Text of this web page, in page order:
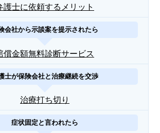
護士に依頼するメリット
会社から示談案を提示されたら
償金額無料診断サービス
士が保険会社と治療継続を交渉
治療打ち切り
症状固定と言われたら